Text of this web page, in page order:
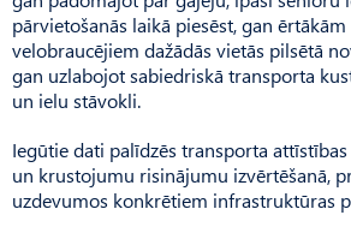
pārvietošanās laikā piesēst, gan
velobraucējiem dažādās vietās pilsētā
gan uzlabojot sabiedriskā transporta
un ielu stāvokli.
Iegūtie dati palīdzēs transporta
un krustojumu risinājumu izvērtēšanā,
uzdevumos konkrētiem infrastruktūras